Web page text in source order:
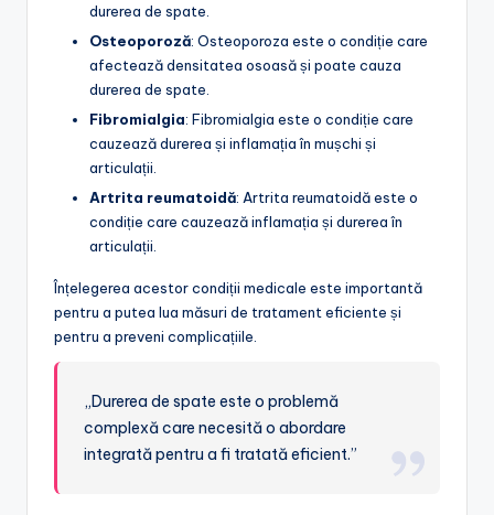
durerea de spate.
Osteoporoză: Osteoporoza este o condiție care
afectează densitatea osoasă și poate cauza
durerea de spate.
Fibromialgia: Fibromialgia este o condiție care
cauzează durerea și inflamația în mușchi și
articulații.
Artrita reumatoidă: Artrita reumatoidă este o
condiție care cauzează inflamația și durerea în
articulații.
Înțelegerea acestor condiții medicale este importantă
pentru a putea lua măsuri de tratament eficiente și
pentru a preveni complicațiile.
„Durerea de spate este o problemă
complexă care necesită o abordare
integrată pentru a fi tratată eficient.”